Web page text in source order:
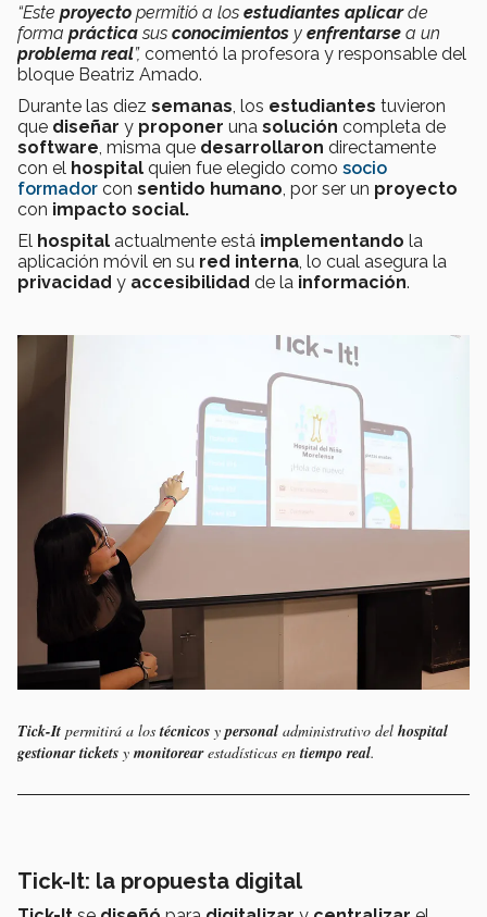
“Este proyecto permitió a los estudiantes aplicarde
forma prácticasus conocimientos y enfrentarse a un
problema real”, comentó la profesora y responsable del
bloque Beatriz Amado.
Durante las diez semanas , los estudiantes tuvieron
que diseñar y proponer una solución completa de
software , misma que desarrollaron directamente
con el hospital quien fue elegido como socio
formador con sentido humano , por ser un proyecto
con impacto social.
El hospital actualmente está implementando la
aplicación móvil en su red interna , lo cual asegura la
privacidad y accesibilidad de la información.
Tick-It permitirá a los técnicos y personal administrativo del hospital
gestionar tickets y monitorearestadísticas en tiempo real.
Tick-It: la propuesta digital